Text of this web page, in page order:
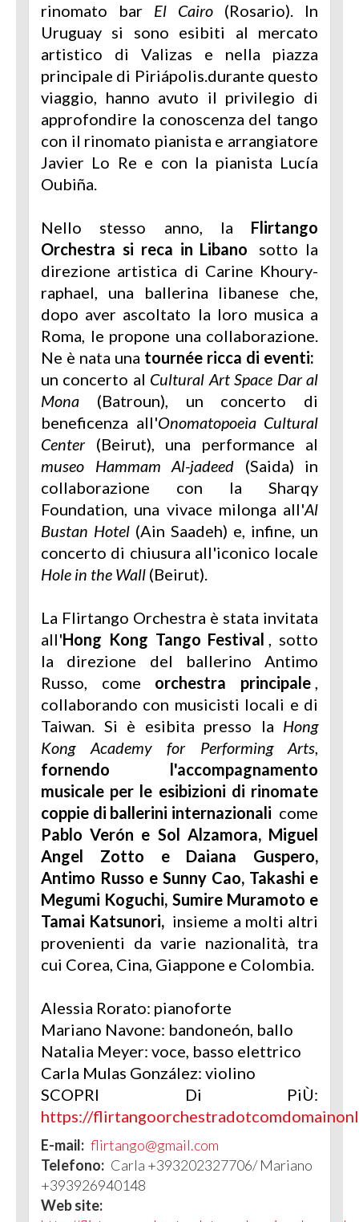
rinomato bar El Cairo (Rosario). In
Uruguay si sono esibiti al mercato
artistico di Valizas e nella piazza
principale di Piriápolis.durante questo
viaggio, hanno avuto il privilegio di
approfondire la conoscenza del tango
con il rinomato pianista e arrangiatore
Javier Lo Re e con la pianista Lucía
Oubiña.
Nello stesso anno, la Flirtango
Orchestra si reca in Libano
sotto la
direzione artistica di Carine Khoury-
raphael, una ballerina libanese che,
dopo aver ascoltato la loro musica a
Roma, le propone una collaborazione.
Ne è nata una tournée ricca di eventi:
un concerto al Cultural Art Space Dar al
Mona (Batroun), un concerto di
beneficenza all'Onomatopoeia Cultural
Center(Beirut), una performance al
museo Hammam Al-jadeed (Saida) in
collaborazione con la Sharqy
Foundation, una vivace milonga all'Al
Bustan Hotel (Ain Saadeh) e, infine, un
concerto di chiusura all'iconico locale
Hole in the Wall (Beirut).
La Flirtango Orchestra è stata invitata
all'Hong Kong Tango Festival , sotto
la direzione del ballerino Antimo
Russo, come orchestra principale ,
collaborando con musicisti locali e di
Taiwan. Si è esibita presso la Hong
Kong Academy for Performing Arts,
fornendo l'accompagnamento
musicale per le esibizioni di rinomate
coppie di ballerini internazionali come
Pablo Verón e Sol Alzamora, Miguel
Angel Zotto e Daiana Guspero,
Antimo Russo e Sunny Cao, Takashi e
Megumi Koguchi, Sumire Muramoto e
Tamai Katsunori, insieme a molti altri
provenienti da varie nazionalità, tra
cui Corea, Cina, Giappone e Colombia.
Alessia Rorato: pianoforte
Mariano Navone: bandoneón, ballo
Natalia Meyer: voce, basso elettrico
Carla Mulas González: violino
SCOPRI Di PiÙ:
https://
E-mail: flirtango@gmail.com
Telefono: Carla +393202327706/ Mariano
+393926940148
Web site: